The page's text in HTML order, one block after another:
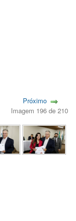
Próximo
Imagem 196 de 210